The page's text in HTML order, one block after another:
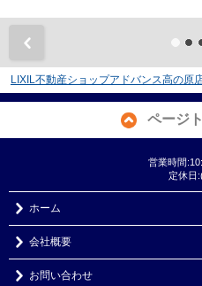
LIXIL不動産ショップアドバンス高の原
ページ
営業時間
定休日
ホーム
会社概要
お問い合わせ